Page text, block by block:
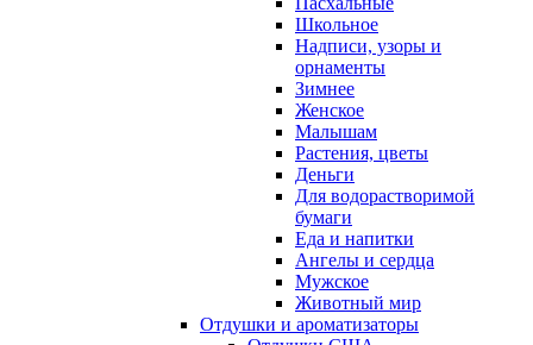
Школьное
Надписи, узоры и
орнаменты
Зимнее
Женское
Малышам
Растения, цветы
Деньги
Для водорастворимой
бумаги
Еда и напитки
Ангелы и сердца
Мужское
Животный мир
Отдушки и ароматизаторы